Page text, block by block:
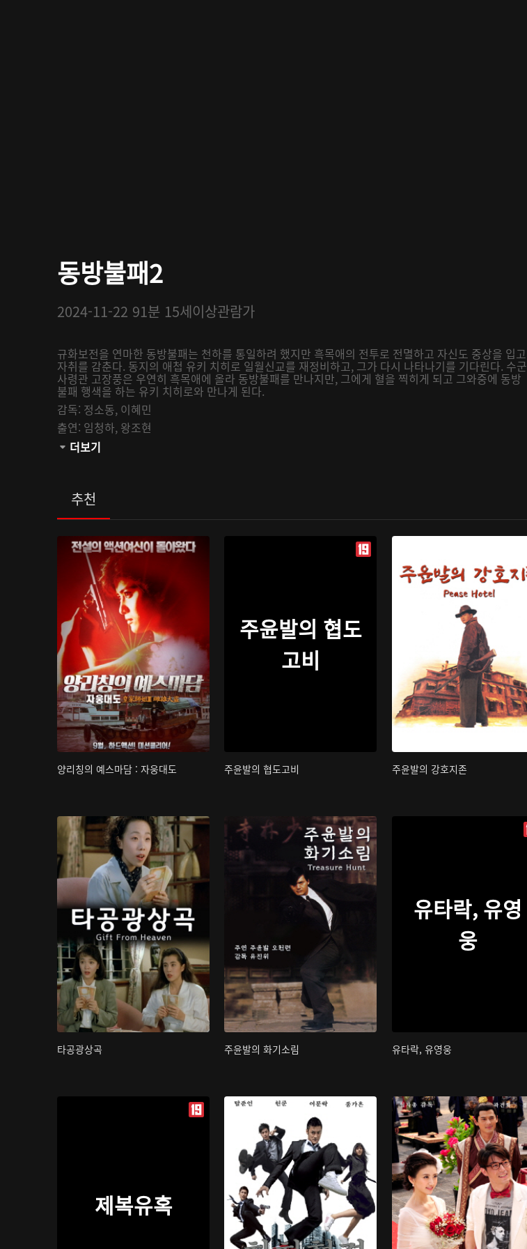
동방불패2
2024-11-22 91분 15세이상관람가
규화보전을 연마한 동방불패는 천하를 통일하려 했지만 흑목애의 전투로 전멸하고 자신도 중상을 입고
자취를 감춘다. 동지의 애첩 유키 치히로 일월신교를 재정비하고, 그가 다시 나타나기를 기다린다. 수군
사령관 고장풍은 우연히 흑목애에 올라 동방불패를 만나지만, 그에게 혈을 찍히게 되고 그와중에 동방
불패 행색을 하는 유키 치히로와 만나게 된다.
감독: 정소동, 이혜민
출연: 임청하, 왕조현
관람등급:
더보기
추천
양리칭의 예스마담 : 자웅대도
주윤발의 협도
고비
주윤발의 협도고비 주윤발의 강호지존
타공광상곡 주윤발의 화기소림
유타락, 유영
웅
유타락, 유영웅
제복유혹